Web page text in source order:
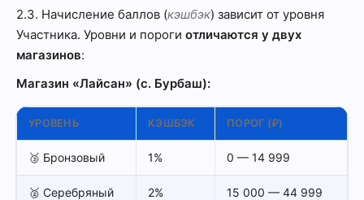
2.3. Начисление баллов (кэшбэк) зависит от уровня
Участника. Уровни и пороги отличаются у двух
магазинов:
Магазин «Лайсан» (с. Бурбаш):
УРОВЕНЬ КЭШБЭК ПОРОГ (₽)
🥉 Бронзовый 1% 0 — 14 999
🥈 Серебряный 2% 15 000 — 44 999